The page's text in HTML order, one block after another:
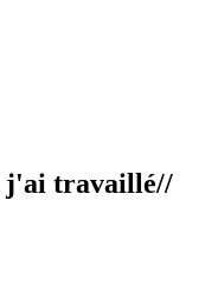
j'ai travaillé//